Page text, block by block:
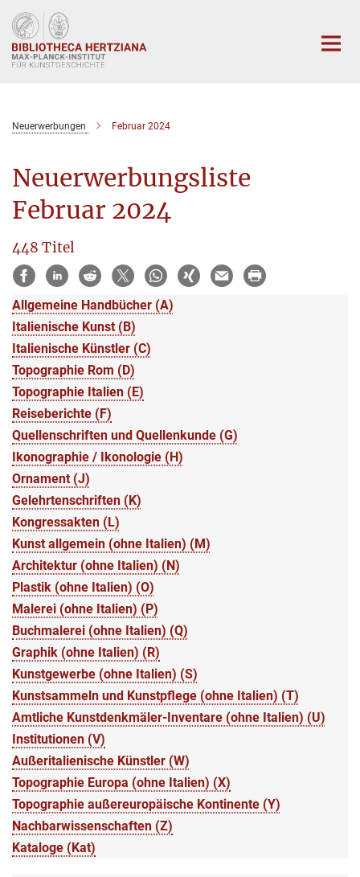
Hauptinhalt
Neuerwerbungen Februar 2024
Neuerwerbungsliste
Februar 2024
448 Titel
Allgemeine Handbücher (A)
Italienische Kunst (B)
Italienische Künstler (C)
Topographie Rom (D)
Topographie Italien (E)
Reiseberichte (F)
Quellenschriften und Quellenkunde (G)
Ikonographie / Ikonologie (H)
Ornament (J)
Gelehrtenschriften (K)
Kongressakten (L)
Kunst allgemein (ohne Italien) (M)
Architektur (ohne Italien) (N)
Plastik (ohne Italien) (O)
Malerei (ohne Italien) (P)
Buchmalerei (ohne Italien) (Q)
Graphik (ohne Italien) (R)
Kunstgewerbe (ohne Italien) (S)
Kunstsammeln und Kunstpflege (ohne Italien) (T)
Amtliche Kunstdenkmäler-Inventare (ohne Italien) (U)
Institutionen (V)
Außeritalienische Künstler (W)
Topographie Europa (ohne Italien) (X)
Topographie außereuropäische Kontinente (Y)
Nachbarwissenschaften (Z)
Kataloge (Kat)